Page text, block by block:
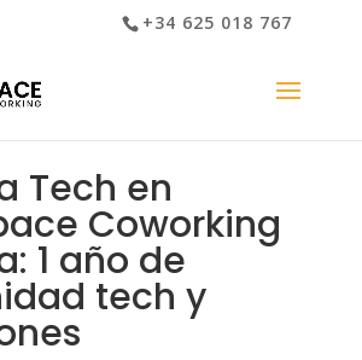
+34 625 018 767
Tech en
Coworking
1 año de
tech y